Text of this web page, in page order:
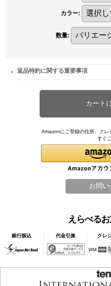
カラー:
数量:
返品特約に関する重要事項
Amazonにご登録の住所、クレ
すぐ
えらべる
銀行振込 代金引換 クレ